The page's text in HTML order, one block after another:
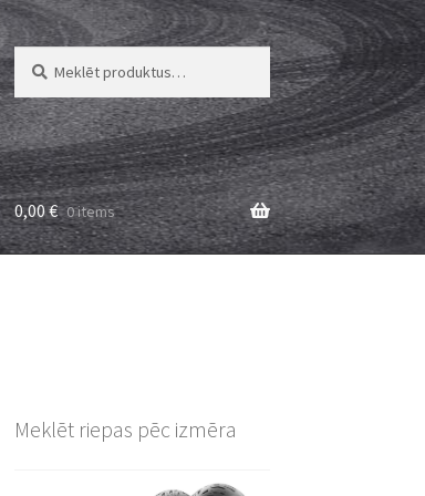
Meklēt:
Meklēt
0,00€ 0 items
Meklēt riepas pēc izmēra